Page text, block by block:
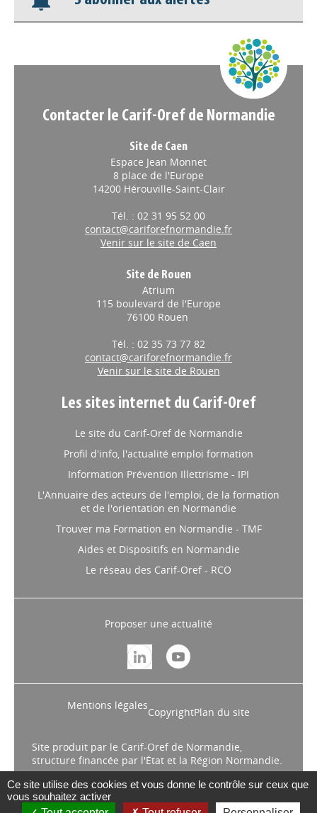
Contacter le Carif-Oref de Normandie
Site de Caen
Espace Jean Monnet
8 place de l'Europe
14200 Hérouville-Saint-Clair
Tél. : 02 31 95 52 00
contact@cariforefnormandie.fr
Venir sur le site de Caen
Site de Rouen
Atrium
115 boulevard de l'Europe
76100 Rouen
Tél. : 02 35 73 77 82
contact@cariforefnormandie.fr
Venir sur le site de Rouen
Les sites internet du Carif-Oref
Le site du Carif-Oref de Normandie
Profil d'info, l'actualité emploi formation
Information Prévention Illettrisme - IPI
L'Annuaire des acteurs de l'emploi, de la formation
et de l'orientation en Normandie
Trouver ma Formation en Normandie - TMF
Aides et Dispositifs en Normandie
Le réseau des Carif-Oref - RCO
Proposer une actualité
Mentions légales
CopyrightPlan du site
Site produit par le Carif-Oref de Normandie,
structure financée par l'État et la Région Normandie.
Ce site utilise des cookies et vous donne le contrôle sur ceux que
vous souhaitez activer